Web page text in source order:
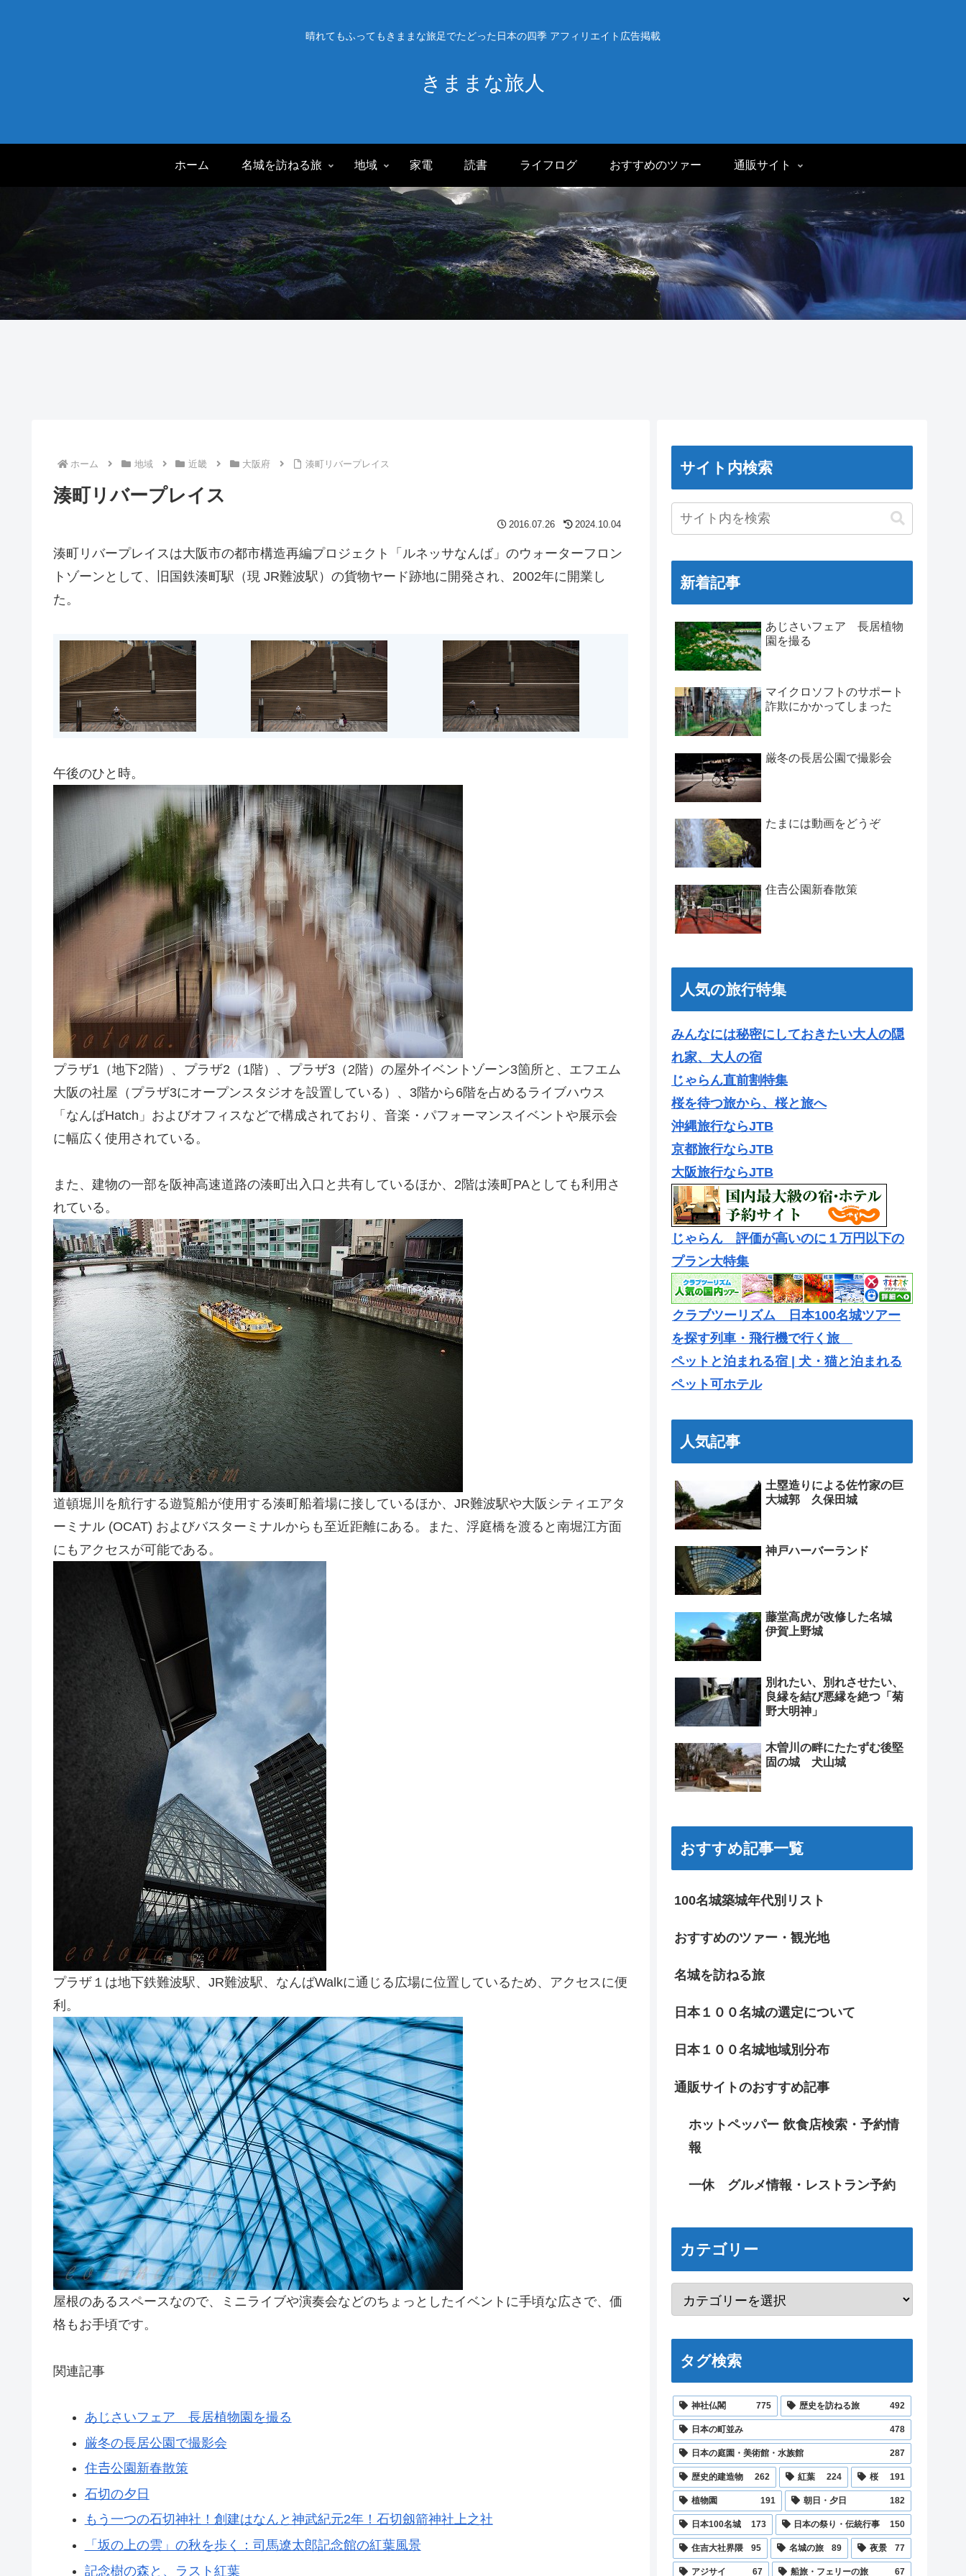
晴れてもふってもきままな旅足でたどった日本の四季 アフィリエイト広告掲載
きままな旅人
ホーム 名城を訪ねる旅 地域 家電 読書 ライフログ おすすめのツァー 通販サイト
ホーム 地域 近畿 大阪府 湊町リバープレイス
湊町リバープレイス
2016.07.26 2024.10.04
湊町リバープレイスは大阪市の都市構造再編プロジェクト「ルネッサなんば」のウォーターフロン
トゾーンとして、旧国鉄湊町駅（現 JR難波駅）の貨物ヤード跡地に開発され、2002年に開業し
た。
午後のひと時。
プラザ1（地下2階）、プラザ2（1階）、プラザ3（2階）の屋外イベントゾーン3箇所と、エフエム
大阪の社屋（プラザ3にオープンスタジオを設置している）、3階から6階を占めるライブハウス
「なんばHatch」およびオフィスなどで構成されており、音楽・パフォーマンスイベントや展示会
に幅広く使用されている。
また、建物の一部を阪神高速道路の湊町出入口と共有しているほか、2階は湊町PAとしても利用さ
れている。
道頓堀川を航行する遊覧船が使用する湊町船着場に接しているほか、JR難波駅や大阪シティエアタ
ーミナル (OCAT) およびバスターミナルからも至近距離にある。また、浮庭橋を渡ると南堀江方面
にもアクセスが可能である。
プラザ１は地下鉄難波駅、JR難波駅、なんばWalkに通じる広場に位置しているため、アクセスに便
利。
屋根のあるスペースなので、ミニライブや演奏会などのちょっとしたイベントに手頃な広さで、価
格もお手頃です。
関連記事
あじさいフェア 長居植物園を撮る
厳冬の長居公園で撮影会
住𠮷公園新春散策
石切の夕日
もう一つの石切神社！創建はなんと神武紀元2年！石切劔箭神社上之社
「坂の上の雲」の秋を歩く：司馬遼太郎記念館の紅葉風景
記念樹の森と、ラスト紅葉
サイト内検索
新着記事
あじさいフェア 長居植物
園を撮る
マイクロソフトのサポート
詐欺にかかってしまった
厳冬の長居公園で撮影会
たまには動画をどうぞ
住𠮷公園新春散策
人気の旅行特集
みんなには秘密にしておきたい大人の隠
れ家、大人の宿
じゃらん直前割特集
桜を待つ旅から、桜と旅へ
沖縄旅行ならJTB
京都旅行ならJTB
大阪旅行ならJTB
じゃらん 評価が高いのに１万円以下の
プラン大特集
クラブツーリズム 日本100名城ツアー
を探す列車・飛行機で行く旅
ペットと泊まれる宿 | 犬・猫と泊まれる
ペット可ホテル
人気記事
土塁造りによる佐竹家の巨
大城郭 久保田城
神戸ハーバーランド
藤堂高虎が改修した名城
伊賀上野城
別れたい、別れさせたい、
良縁を結び悪縁を絶つ「菊
野大明神」
木曽川の畔にたたずむ後堅
固の城 犬山城
おすすめ記事一覧
100名城築城年代別リスト
おすすめのツァー・観光地
名城を訪ねる旅
日本１００名城の選定について
日本１００名城地域別分布
通販サイトのおすすめ記事
ホットペッパー 飲食店検索・予約情
報
一休 グルメ情報・レストラン予約
カテゴリー
タグ検索
神社仏閣 775 歴史を訪ねる旅 492
日本の町並み 478
日本の庭園・美術館・水族館 287
歴史的建造物 262 紅葉 224 桜 191
植物園 191 朝日・夕日 182
日本100名城 173 日本の祭り・伝統行事 150
住吉大社界隈 95 名城の旅 89 夜景 77
アジサイ 67 船旅・フェリーの旅 67